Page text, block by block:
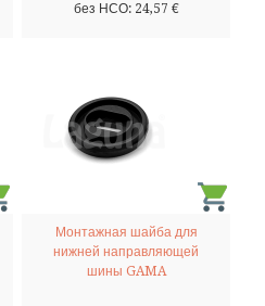
без НСО: 24,57 €
Монтажная шайба для
нижней направляющей
шины GAMA